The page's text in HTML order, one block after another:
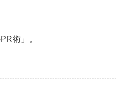
術」。